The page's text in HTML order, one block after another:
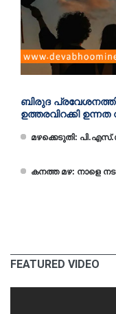
ബിരുദ
ഉത്തരവിറക്കി
മഴക്കെടുതി:
കനത്ത മഴ: നാളെ
FEATURED VIDEO